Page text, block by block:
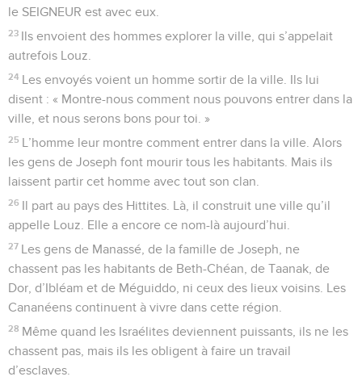
le SEIGNEUR est avec eux.
23 Ils envoient des hommes explorer la ville, qui s’appelait
autrefois Louz.
24 Les envoyés voient un homme sortir de la ville. Ils lui
disent : « Montre-nous comment nous pouvons entrer dans la
ville, et nous serons bons pour toi. »
25 L’homme leur montre comment entrer dans la ville. Alors
les gens de Joseph font mourir tous les habitants. Mais ils
laissent partir cet homme avec tout son clan.
26 Il part au pays des Hittites. Là, il construit une ville qu’il
appelle Louz. Elle a encore ce nom-là aujourd’hui.
27 Les gens de Manassé, de la famille de Joseph, ne
chassent pas les habitants de Beth-Chéan, de Taanak, de
Dor, d’Ibléam et de Méguiddo, ni ceux des lieux voisins. Les
Cananéens continuent à vivre dans cette région.
28 Même quand les Israélites deviennent puissants, ils ne les
chassent pas, mais ils les obligent à faire un travail
d’esclaves.